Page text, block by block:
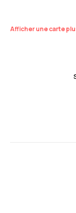
Afficher une carte